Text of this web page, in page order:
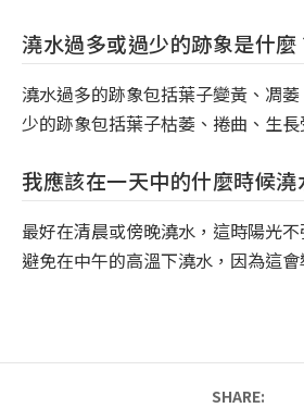
澆水過多或過少的跡象是什麼
澆水過多的跡象包括葉子變黃、凋
少的跡象包括葉子枯萎、捲曲、生長
我應該在一天中的什麼時候澆
最好在清晨或傍晚澆水，這時陽光
避免在中午的高溫下澆水，因為這會
SHARE: